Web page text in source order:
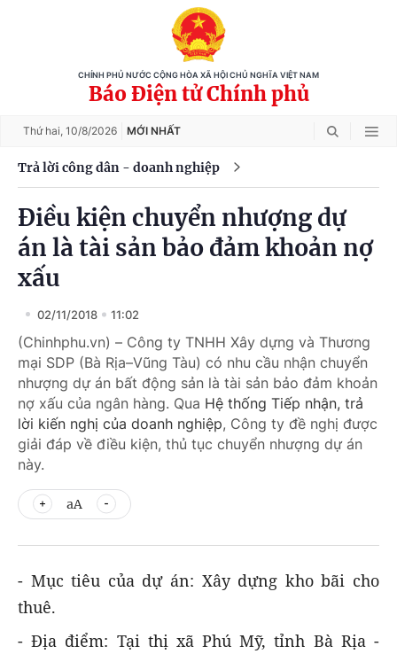
CHÍNH PHỦ NƯỚC CỘNG HÒA XÃ HỘI CHỦ NGHĨA VIỆT NAM
Báo Điện tử Chính phủ
Thứ hai, 10/8/2026 MỚI NHẤT
Trả lời công dân - doanh nghiệp
Điều kiện chuyển nhượng dự
án là tài sản bảo đảm khoản nợ
xấu
02/11/2018 11:02
(Chinhphu.vn) – Công ty TNHH Xây dựng và Thương
mại SDP (Bà Rịa–Vũng Tàu) có nhu cầu nhận chuyển
nhượng dự án bất động sản là tài sản bảo đảm khoản
nợ xấu của ngân hàng. Qua Hệ thống Tiếp nhận, trả
lời kiến nghị của doanh nghiệp, Công ty đề nghị được
giải đáp về điều kiện, thủ tục chuyển nhượng dự án
này.
aA
- Mục tiêu của dự án: Xây dựng kho bãi cho
thuê.
- Địa điểm: Tại thị xã Phú Mỹ, tỉnh Bà Rịa -